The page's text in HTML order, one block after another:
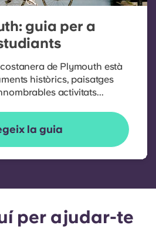
guia per a
de Plymouth està
històrics, paisatges
activitats...
la guia
per ajudar-te